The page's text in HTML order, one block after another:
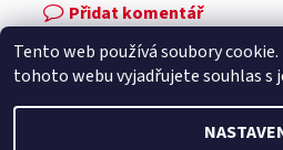
Přidat komentář
Facebook |
Tento web používá soubory
tohoto webu vyjadřujete souhlas s